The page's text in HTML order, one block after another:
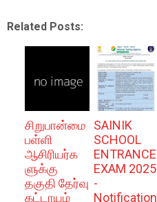
Related Posts:
சிறுபான்மை
பள்ளி
ஆசிரியர்க
ளுக்கு
தகுதி தேர்வு
கட்டாயம்
SAINIK
SCHOOL
ENTRANCE
EXAM 2025
-
Notification